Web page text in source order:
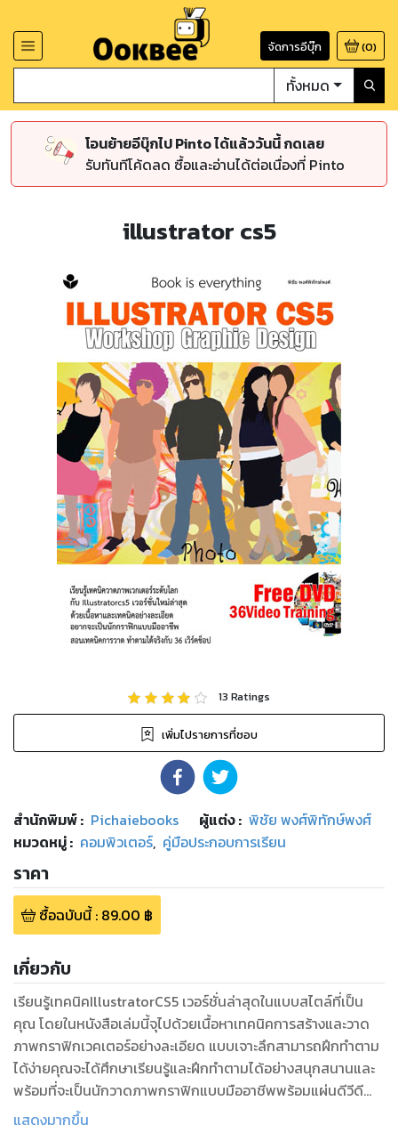
จัดการอีบุ๊ก (0)
ทั้งหมด
โอนย้ายอีบุ๊กไป Pinto ได้แล้ววันนี้ กดเลย
รับทันทีโค้ดลด ซื้อและอ่านได้ต่อเนื่องที่ Pinto
illustrator cs5
13 Ratings
เพิ่มไปรายการที่ชอบ
สำนักพิมพ์: Pichaiebooks ผู้แต่ง : พิชัย พงศ์พิทักษ์พงศ์
หมวดหมู่: คอมพิวเตอร์, คู่มือประกอบการเรียน
ราคา
ซื้อฉบับนี้: 89.00 ฿
เกี่ยวกับ
เรียนรู้เทคนิคIllustratorCS5 เวอร์ชั่นล่าสุดในแบบสไตล์ที่เป็น
คุณ โดยในหนังสือเล่มนี้จุไปด้วยเนื้อหาเทคนิคการสร้างและวาด
ภาพกราฟิกเวคเตอร์อย่างละเอียด แบบเจาะลึกสามารถฝึกทำตาม
ได้ง่ายคุณจะได้ศึกษาเรียนรู้และฝึกทำตามได้อย่างสนุกสนานและ
พร้อมที่จะเป็นนักวาดภาพกราฟิกแบบมืออาชีพพร้อมแผ่นดีวีดี
สอน36เวิร์คช็อป หรือเยี่ยมชมเว็บไซต์ผู้เขียนได้ที่
แสดงมากขึ้น